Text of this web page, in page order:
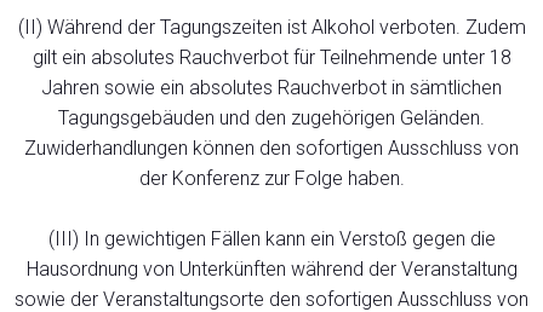
(II) Während der Tagungszeiten ist Alkohol verboten. Zudem
gilt ein absolutes Rauchverbot für Teilnehmende unter 18
Jahren sowie ein absolutes Rauchverbot in sämtlichen
Tagungsgebäuden und den zugehörigen Geländen.
Zuwiderhandlungen können den sofortigen Ausschluss von
der Konferenz zur Folge haben.
(III) In gewichtigen Fällen kann ein Verstoß gegen die
Hausordnung von Unterkünften während der Veranstaltung
sowie der Veranstaltungsorte den sofortigen Ausschluss von